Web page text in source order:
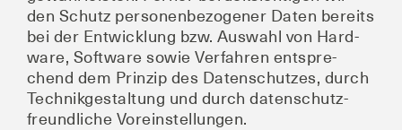
den Schutz per­so­nen­be­zo­ge­ner Daten bereits
bei der Ent­wick­lung bzw. Aus­wahl von Hard­
ware, Soft­ware sowie Ver­fah­ren ent­spre­
chend dem Prin­zip des Daten­schut­zes, durch
Tech­nik­ge­stal­tung und durch daten­schutz­
freund­li­che Voreinstellungen.